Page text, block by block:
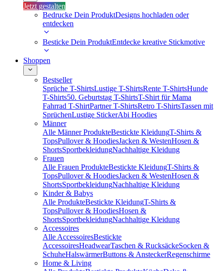
Jetzt gestalten
Bedrucke Dein ProduktDesigns hochladen oder
entdecken
Besticke Dein ProduktEntdecke kreative Stickmotive
Shoppen
Bestseller
Sprüche T-ShirtsLustige T-ShirtsRente T-ShirtsHunde
T-Shirts50. Geburtstag T-ShirtsT-Shirt für Mama
Fahrrad T-ShirtPartner T-ShirtsRetro T-ShirtsTassen mit
SprüchenLustige StickerAbi Hoodies
Männer
Alle Männer ProdukteBestickte KleidungT-Shirts &
TopsPullover & HoodiesJacken & WestenHosen &
ShortsSportbekleidungNachhaltige Kleidung
Frauen
Alle Frauen ProdukteBestickte KleidungT-Shirts &
TopsPullover & HoodiesJacken & WestenHosen &
ShortsSportbekleidungNachhaltige Kleidung
Kinder & Babys
Alle ProdukteBestickte KleidungT-Shirts &
TopsPullover & HoodiesHosen &
ShortsSportbekleidungNachhaltige Kleidung
Accessoires
Alle AccessoiresBestickte
AccessoiresHeadwearTaschen & RucksäckeSocken &
SchuheHalswärmerButtons & AnsteckerRegenschirme
Home & Living